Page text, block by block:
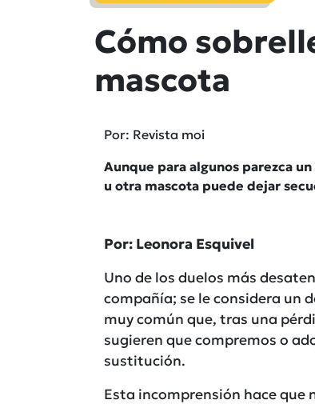
Cómo
mascota
Por: Revista moi
Aunque para algunos parezca
u otra mascota puede dejar
Por: Leonora Esquivel
Uno de los duelos más
compañía; se le considera un
muy común que, tras una
sugieren que compremos o
sustitución.
Esta incomprensión hace que